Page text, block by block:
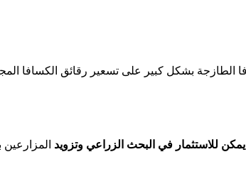
يمكن للاستثمار في البحث الزراعي وتزويد